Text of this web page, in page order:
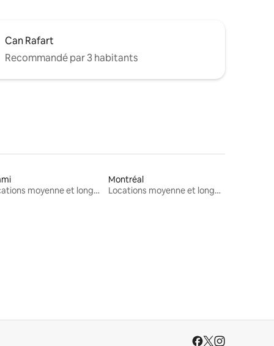
Can Rafart
Recommandé par 3 habitants
Locations moyenne et longue durée
Montréal
Locations moyenne et longue durée